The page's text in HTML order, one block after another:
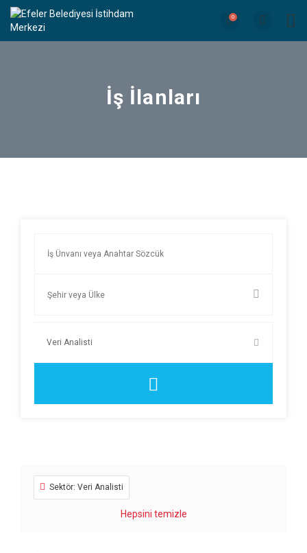
0
İş İlanları
Sektör: Veri Analisti
Hepsini temizle